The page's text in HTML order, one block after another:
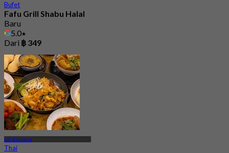
Bufet
Fafu Grill Shabu Halal
Baru
5.0
Dari ฿ 349
Lat Krabang
Thai